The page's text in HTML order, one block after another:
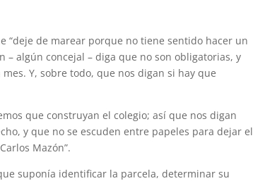
“deje de marear porque no tiene sentido hacer un
algún concejal – diga que no son obligatorias, y
Y, sobre todo, que nos digan si hay que
que construyan el colegio; así que nos digan
y que no se escuden entre papeles para dejar el
Mazón”.
suponía identificar la parcela, determinar su